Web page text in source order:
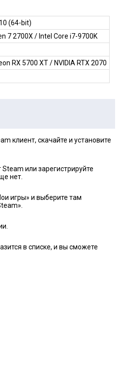
(64-bit)
7 2700X / Intel Core i7-9700K
RX 5700 XT / NVIDIA RTX 2070
клиент, скачайте и установите
или зарегистрируйте
нет.
игры» и выберите там
в списке, и вы сможете